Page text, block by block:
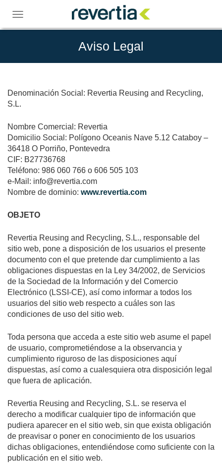
content
Toggle
navigation
Aviso Legal
Denominación Social: Revertia Reusing and Recycling,
S.L.
Nombre Comercial: Revertia
Domicilio Social: Polígono Oceanis Nave 5.12 Cataboy –
36418 O Porriño, Pontevedra
CIF: B27736768
Teléfono: 986 060 766 o 606 505 103
e-Mail: info@revertia.com
Nombre de dominio: www.revertia.com
OBJETO
Revertia Reusing and Recycling, S.L., responsable del
sitio web, pone a disposición de los usuarios el presente
documento con el que pretende dar cumplimiento a las
obligaciones dispuestas en la Ley 34/2002, de Servicios
de la Sociedad de la Información y del Comercio
Electrónico (LSSI-CE), así como informar a todos los
usuarios del sitio web respecto a cuáles son las
condiciones de uso del sitio web.
Toda persona que acceda a este sitio web asume el papel
de usuario, comprometiéndose a la observancia y
cumplimiento riguroso de las disposiciones aquí
dispuestas, así como a cualesquiera otra disposición legal
que fuera de aplicación.
Revertia Reusing and Recycling, S.L. se reserva el
derecho a modificar cualquier tipo de información que
pudiera aparecer en el sitio web, sin que exista obligación
de preavisar o poner en conocimiento de los usuarios
dichas obligaciones, entendiéndose como suficiente con la
publicación en el sitio web.